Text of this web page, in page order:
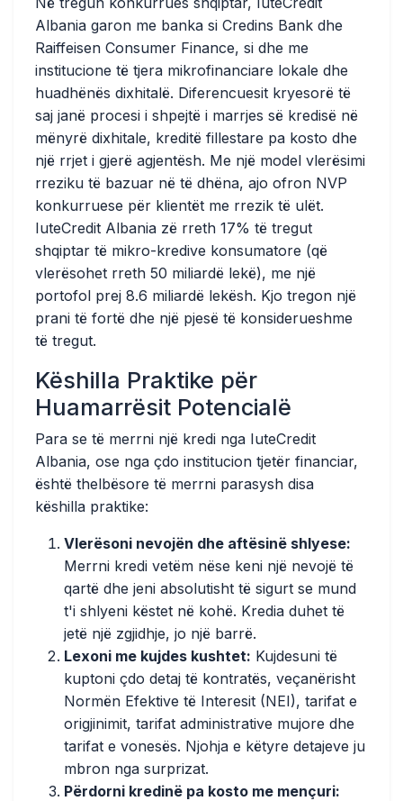
Albania garon me banka si Credins Bank dhe
Raiffeisen Consumer Finance, si dhe me
institucione të tjera mikrofinanciare lokale dhe
huadhënës dixhitalë. Diferencuesit kryesorë të
saj janë procesi i shpejtë i marrjes së kredisë në
mënyrë dixhitale, kreditë fillestare pa kosto dhe
një rrjet i gjerë agjentësh. Me një model vlerësimi
rreziku të bazuar në të dhëna, ajo ofron NVP
konkurruese për klientët me rrezik të ulët.
IuteCredit Albania zë rreth 17% të tregut
shqiptar të mikro-kredive konsumatore (që
vlerësohet rreth 50 miliardë lekë), me një
portofol prej 8.6 miliardë lekësh. Kjo tregon një
prani të fortë dhe një pjesë të konsiderueshme
të tregut.
Këshilla Praktike për
Huamarrësit Potencialë
Para se të merrni një kredi nga IuteCredit
Albania, ose nga çdo institucion tjetër financiar,
është thelbësore të merrni parasysh disa
këshilla praktike:
Vlerësoni nevojën dhe aftësinë shlyese:
Merrni kredi vetëm nëse keni një nevojë të
qartë dhe jeni absolutisht të sigurt se mund
t'i shlyeni këstet në kohë. Kredia duhet të
jetë një zgjidhje, jo një barrë.
Lexoni me kujdes kushtet: Kujdesuni të
kuptoni çdo detaj të kontratës, veçanërisht
Normën Efektive të Interesit (NEI), tarifat e
origjinimit, tarifat administrative mujore dhe
tarifat e vonesës. Njohja e këtyre detajeve ju
mbron nga surprizat.
Përdorni kredinë pa kosto me mençuri: